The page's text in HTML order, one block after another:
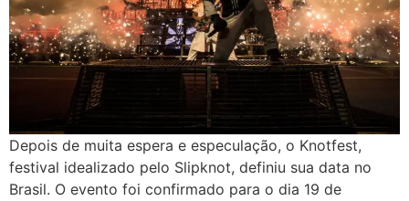
Depois de muita espera e especulação, o Knotfest,
festival idealizado pelo Slipknot, definiu sua data no
Brasil. O evento foi confirmado para o dia 19 de